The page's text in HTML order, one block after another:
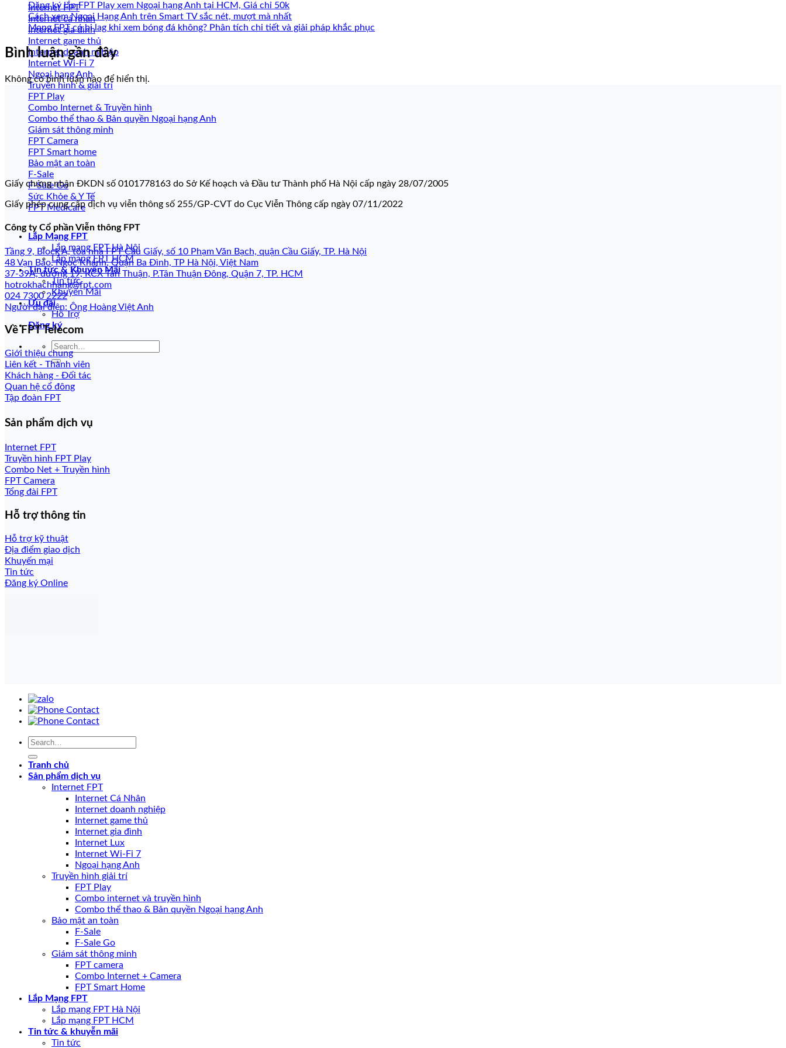
Internet FPT
Internet cá nhân
Internet gia đình
Internet game thủ
Internet doanh nghiệp
Internet Wi-Fi 7
Ngoại hạng Anh
Truyền hình & giải trí
FPT Play
Combo Internet & Truyền hình
Combo thể thao & Bản quyền Ngoại hạng Anh
Giám sát thông minh
FPT Camera
FPT Smart home
Bảo mật an toàn
F-Sale
F-Sale Go
Sức Khỏe & Y Tế
FPT Medicare
Lắp Mạng FPT
Lắp mạng FPT Hà Nội
Lắp mạng FPT HCM
Tin tức & Khuyến Mãi
Tin tức
Khuyến Mãi
Ưu đãi
Hỗ Trợ
Đăng ký
Đăng ký lắp FPT Play xem Ngoại hạng Anh tại HCM, Giá chỉ 50k
Cách xem Ngoại Hạng Anh trên Smart TV sắc nét, mượt mà nhất
Mạng FPT có bị lag khi xem bóng đá không? Phân tích chi tiết và giải pháp khắc phục
Bình luận gần đây
Không có bình luận nào để hiển thị.
Giấy chứng nhận ĐKDN số 0101778163 do Sở Kế hoạch và Đầu tư Thành phố Hà Nội cấp ngày 28/07/2005
Giấy phép cung cấp dịch vụ viễn thông số 255/GP-CVT do Cục Viễn Thông cấp ngày 07/11/2022
Công ty Cổ phần Viễn thông FPT
Tầng 9, Block A, tòa nhà FPT Cầu Giấy, số 10 Phạm Văn Bạch, quận Cầu Giấy, TP. Hà Nội
48 Vạn Bảo, Ngọc Khánh, Quận Ba Đình, TP Hà Nội, Việt Nam
37-39A, đường 19, KCX Tân Thuận, P.Tân Thuận Đông, Quận 7, TP. HCM
hotrokhachhang@fpt.com
024 7300 2222
Người đại diện: Ông Hoàng Việt Anh
Về FPT Telecom
Giới thiệu chung
Liên kết - Thành viên
Khách hàng - Đối tác
Quan hệ cổ đông
Tập đoàn FPT
Sản phẩm dịch vụ
Internet FPT
Truyền hình FPT Play
Combo Net + Truyền hình
FPT Camera
Tổng đài FPT
Hỗ trợ thông tin
Hỗ trợ kỹ thuật
Địa điểm giao dịch
Khuyến mại
Tin tức
Đăng ký Online
Tranh chủ
Sản phẩm dịch vụ
Internet FPT
Internet Cá Nhân
Internet doanh nghiệp
Internet game thủ
Internet gia đình
Internet Lux
Internet Wi-Fi 7
Ngoại hạng Anh
Truyền hình giải trí
FPT Play
Combo internet và truyền hình
Combo thể thao & Bản quyền Ngoại hạng Anh
Bảo mật an toàn
F-Sale
F-Sale Go
Giám sát thông minh
FPT camera
Combo Internet + Camera
FPT Smart Home
Lắp Mạng FPT
Lắp mạng FPT Hà Nội
Lắp mạng FPT HCM
Tin tức & khuyễn mãi
Tin tức